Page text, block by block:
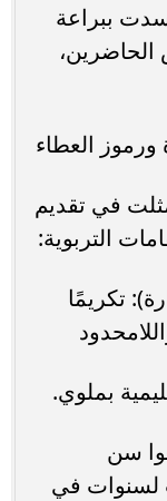
ببراعة
ورموز العطاء
في تقديم
التربوية:
تكريمًا
بملوي.
سن
لسنوات في